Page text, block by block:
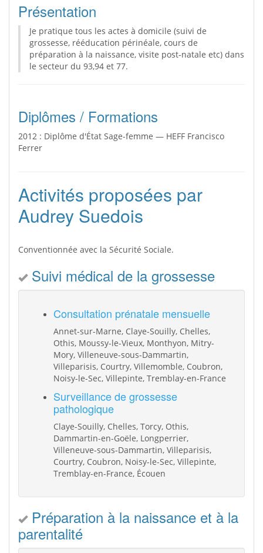
Présentation
Je pratique tous les actes à domicile (suivi de
grossesse, rééducation périnéale, cours de
préparation à la naissance, visite post-natale etc) dans
le secteur du 93,94 et 77.
Diplômes / Formations
2012 : Diplôme d'État Sage-femme — HEFF Francisco
Ferrer
Activités proposées par
Audrey Suedois
Conventionnée avec la Sécurité Sociale.
Suivi médical de la grossesse
Consultation prénatale mensuelle
Annet-sur-Marne, Claye-Souilly, Chelles,
Othis, Moussy-le-Vieux, Monthyon, Mitry-
Mory, Villeneuve-sous-Dammartin,
Villeparisis, Courtry, Villemomble, Coubron,
Noisy-le-Sec, Villepinte, Tremblay-en-France
Surveillance de grossesse
pathologique
Claye-Souilly, Chelles, Torcy, Othis,
Dammartin-en-Goële, Longperrier,
Villeneuve-sous-Dammartin, Villeparisis,
Courtry, Coubron, Noisy-le-Sec, Villepinte,
Tremblay-en-France, Écouen
Préparation à la naissance et à la
parentalité